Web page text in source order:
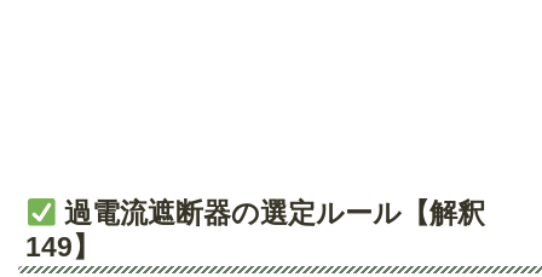
過電流遮断器の選定ルール【解釈
149】